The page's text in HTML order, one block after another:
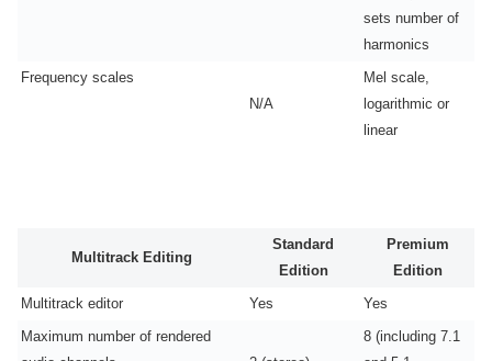
sets number of
harmonics
Frequency scales
N/A
Mel scale,
logarithmic or
linear
Multitrack Editing
Standard
Edition
Premium
Edition
Multitrack editor
Yes
Yes
Maximum number of rendered
8 (including 7.1